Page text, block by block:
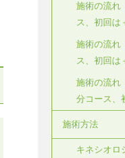
施術の流れ
ス、初回は
施術の流れ
ス、初回は
施術の流れ
分コース、
施術方法
キネシオロ